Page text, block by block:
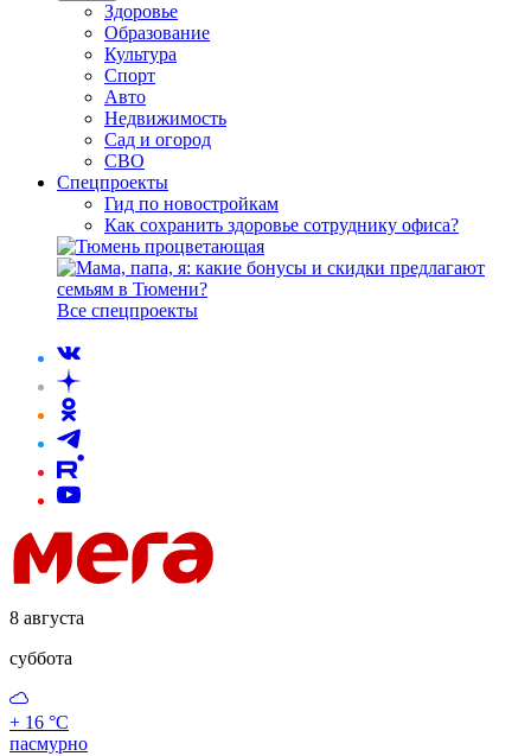
Здоровье
Образование
Культура
Спорт
Авто
Недвижимость
Сад и огород
СВО
Спецпроекты
Гид по новостройкам
Как сохранить здоровье сотруднику офиса?
Все спецпроекты
8 августа
суббота
+ 16 °С
пасмурно